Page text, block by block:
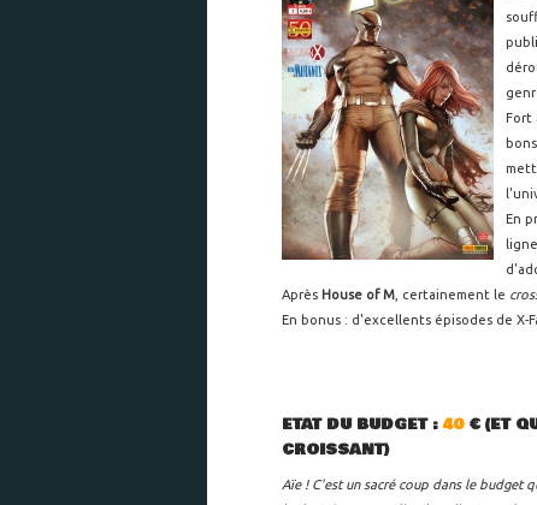
Fort
En
Après House of M , certainement le
En bonus : d'excellents épisodes de
ETAT DU BUDGET : 40 € (ET
CROISSANT)
Aïe ! C'est un sacré coup dans le budget